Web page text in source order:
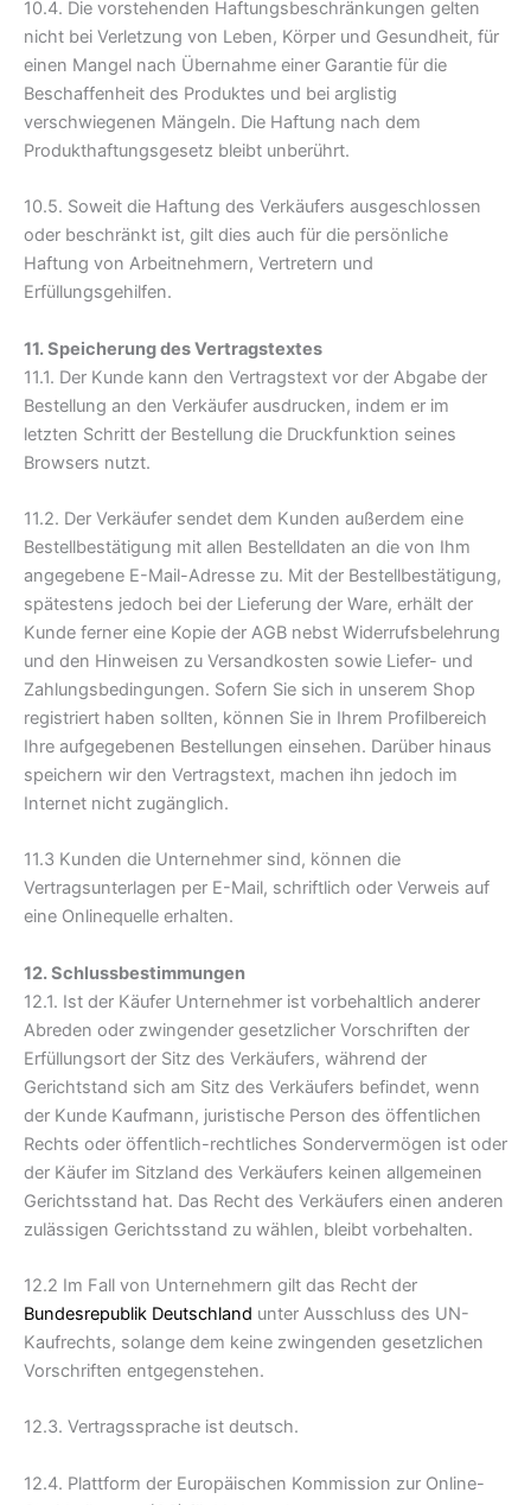
10.4. Die vorstehenden Haftungsbeschränkungen gelten
nicht bei Verletzung von Leben, Körper und Gesundheit, für
einen Mangel nach Übernahme einer Garantie für die
Beschaffenheit des Produktes und bei arglistig
verschwiegenen Mängeln. Die Haftung nach dem
Produkthaftungsgesetz bleibt unberührt.
10.5. Soweit die Haftung des Verkäufers ausgeschlossen
oder beschränkt ist, gilt dies auch für die persönliche
Haftung von Arbeitnehmern, Vertretern und
Erfüllungsgehilfen.
11. Speicherung des Vertragstextes
11.1. Der Kunde kann den Vertragstext vor der Abgabe der
Bestellung an den Verkäufer ausdrucken, indem er im
letzten Schritt der Bestellung die Druckfunktion seines
Browsers nutzt.
11.2. Der Verkäufer sendet dem Kunden außerdem eine
Bestellbestätigung mit allen Bestelldaten an die von Ihm
angegebene E-Mail-Adresse zu. Mit der Bestellbestätigung,
spätestens jedoch bei der Lieferung der Ware, erhält der
Kunde ferner eine Kopie der AGB nebst Widerrufsbelehrung
und den Hinweisen zu Versandkosten sowie Liefer- und
Zahlungsbedingungen. Sofern Sie sich in unserem Shop
registriert haben sollten, können Sie in Ihrem Profilbereich
Ihre aufgegebenen Bestellungen einsehen. Darüber hinaus
speichern wir den Vertragstext, machen ihn jedoch im
Internet nicht zugänglich.
11.3 Kunden die Unternehmer sind, können die
Vertragsunterlagen per E-Mail, schriftlich oder Verweis auf
eine Onlinequelle erhalten.
12. Schlussbestimmungen
12.1. Ist der Käufer Unternehmer ist vorbehaltlich anderer
Abreden oder zwingender gesetzlicher Vorschriften der
Erfüllungsort der Sitz des Verkäufers, während der
Gerichtstand sich am Sitz des Verkäufers befindet, wenn
der Kunde Kaufmann, juristische Person des öffentlichen
Rechts oder öffentlich-rechtliches Sondervermögen ist oder
der Käufer im Sitzland des Verkäufers keinen allgemeinen
Gerichtsstand hat. Das Recht des Verkäufers einen anderen
zulässigen Gerichtsstand zu wählen, bleibt vorbehalten.
12.2 Im Fall von Unternehmern gilt das Recht der
Bundesrepublik Deutschland unter Ausschluss des UN-
Kaufrechts, solange dem keine zwingenden gesetzlichen
Vorschriften entgegenstehen.
12.3. Vertragssprache ist deutsch.
12.4. Plattform der Europäischen Kommission zur Online-